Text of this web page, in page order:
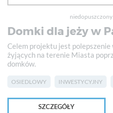
niedopuszczony
Domki dla jeży w
Celem projektu jest
żyjących na terenie Miasta
domków.
OSIEDLOWY INWESTYCYJNY
SZCZEGÓŁY